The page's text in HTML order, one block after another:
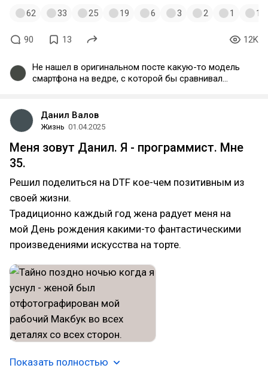
62 33 25 19 6 3 2 1 1
90 13 12K
Не нашел в оригинальном посте какую-то модель
смартфона на ведре, с которой бы сравнивал
Данил Валов
Жизнь 01.04.2025
Меня зовут Данил. Я - программист. Мне
35.
Решил поделиться на DTF кое-чем позитивным из
своей жизни.
Традиционно каждый год жена радует меня на
мой День рождения какими-то фантастическими
произведениями искусства на торте.
Показать полностью